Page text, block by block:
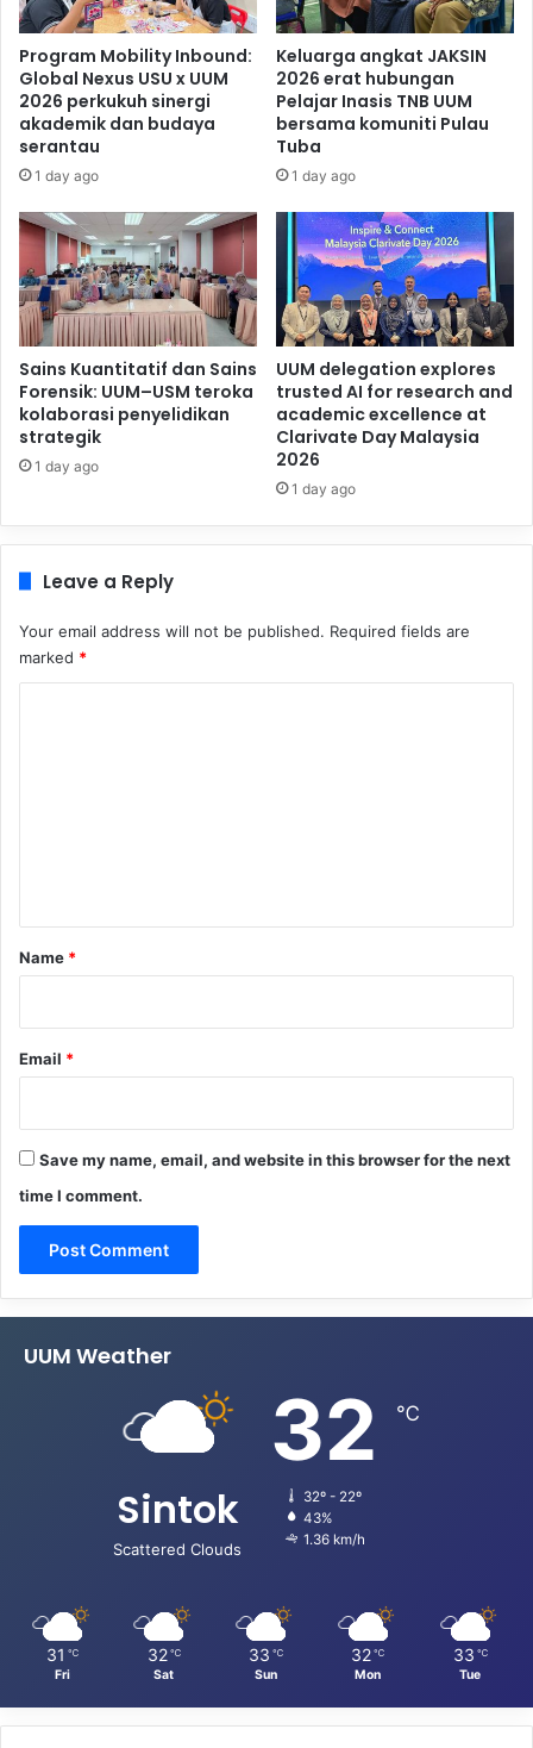
Program Mobility Inbound:
Global Nexus USU x UUM
2026 perkukuh sinergi
akademik dan budaya
serantau
1 day ago
Keluarga angkat JAKSIN
2026 erat hubungan
Pelajar Inasis TNB UUM
bersama komuniti Pulau
Tuba
1 day ago
Sains Kuantitatif dan Sains
Forensik: UUM–USM teroka
kolaborasi penyelidikan
strategik
1 day ago
UUM delegation explores
trusted AI for research and
academic excellence at
Clarivate Day Malaysia
2026
1 day ago
Leave a Reply
Your email address will not be published. Required fields are
marked *
*
Name *
Email *
Save my name, email, and website in this browser for the next
time I comment.
UUM Weather
Sintok
Scattered Clouds
32 ℃
32º - 22º
43%
1.36 km/h
31 ℃
Fri
32 ℃
Sat
33 ℃
Sun
32 ℃
Mon
33 ℃
Tue